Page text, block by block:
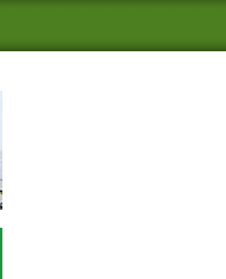
ール配信を登録す